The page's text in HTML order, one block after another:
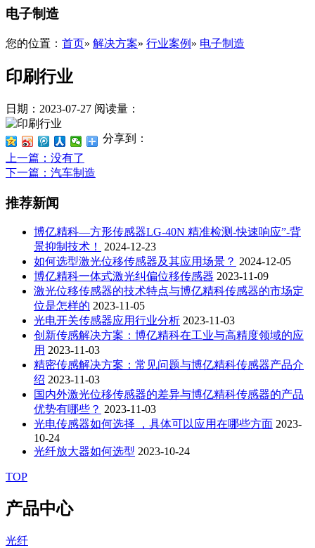
电子制造
您的位置： 首页» 解决方案» 行业案例 » 电子制造
印刷行业
日期：2023-07-27 阅读量：
分享到：
上一篇 ：没有了
下一篇 ：汽车制造
推荐新闻
博亿精科—方形传感器LG-40N 精准检测-快速响应”-背
景抑制技术！
2024-12-23
如何选型激光位移传感器及其应用场景？ 2024-12-05
博亿精科一体式激光纠偏位移传感器 2023-11-09
激光位移传感器的技术特点与博亿精科传感器的市场定
位是怎样的 2023-11-05
光电开关传感器应用行业分析 2023-11-03
创新传感解决方案：博亿精科在工业与高精度领域的应
用 2023-11-03
精密传感解决方案：常见问题与博亿精科传感器产品介
绍 2023-11-03
国内外激光位移传感器的差异与博亿精科传感器的产品
优势有哪些？ 2023-11-03
光电传感器如何选择 ，具体可以应用在哪些方面 2023-
10-24
光纤放大器如何选型 2023-10-24
TOP
产品中心
光纤